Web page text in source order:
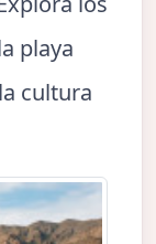
playa
cultura